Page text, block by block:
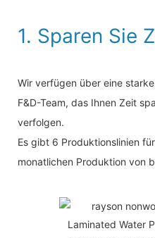
1. Sparen Sie
Wir verfügen über eine
F&D-Team, das Ihnen Zeit
verfolgen.
Es gibt 6 Produktionslinien
monatlichen Produktion von